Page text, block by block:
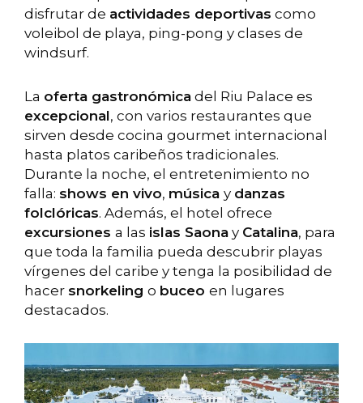
disfrutar de actividades deportivas como
voleibol de playa, ping-pong y clases de
windsurf.
La oferta gastronómica del Riu Palace es
excepcional, con varios restaurantes que
sirven desde cocina gourmet internacional
hasta platos caribeños tradicionales.
Durante la noche, el entretenimiento no
falla: shows en vivo, música y danzas
folclóricas. Además, el hotel ofrece
excursiones a las islas Saona y Catalina, para
que toda la familia pueda descubrir playas
vírgenes del caribe y tenga la posibilidad de
hacer snorkeling o buceo en lugares
destacados.